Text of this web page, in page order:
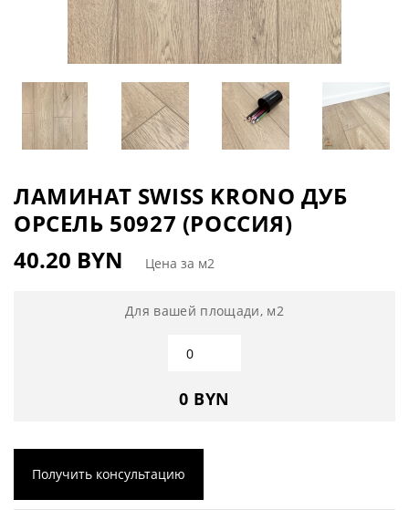
ЛАМИНАТ SWISS KRONO ДУБ
ОРСЕЛЬ 50927 (РОССИЯ)
40.20 BYN
Цена за м2
Для вашей площади, м2
0 BYN
Получить консультацию